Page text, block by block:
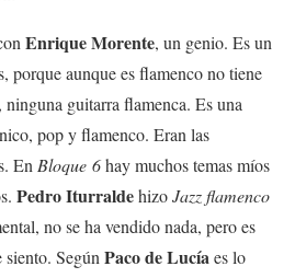
Enrique Morente, un genio. Es un
porque aunque es flamenco no tiene
guitarra flamenca. Es una
pop y flamenco. Eran las
En Bloque 6hay muchos temas míos
Pedro IturraldehizoJazz flamenco
no se ha vendido nada, pero es
Según Paco de Lucíaes lo